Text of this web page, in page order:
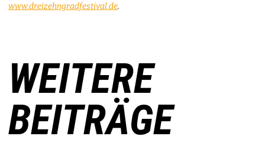
www.dreizehngradfestival.de.
WEITERE
BEITRÄGE